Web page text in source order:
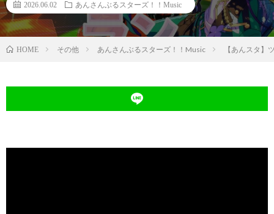
2026.06.02 あんさんぶるスターズ！！Music
HOME その他 あんさんぶるスターズ！！Music 【あんスタ】